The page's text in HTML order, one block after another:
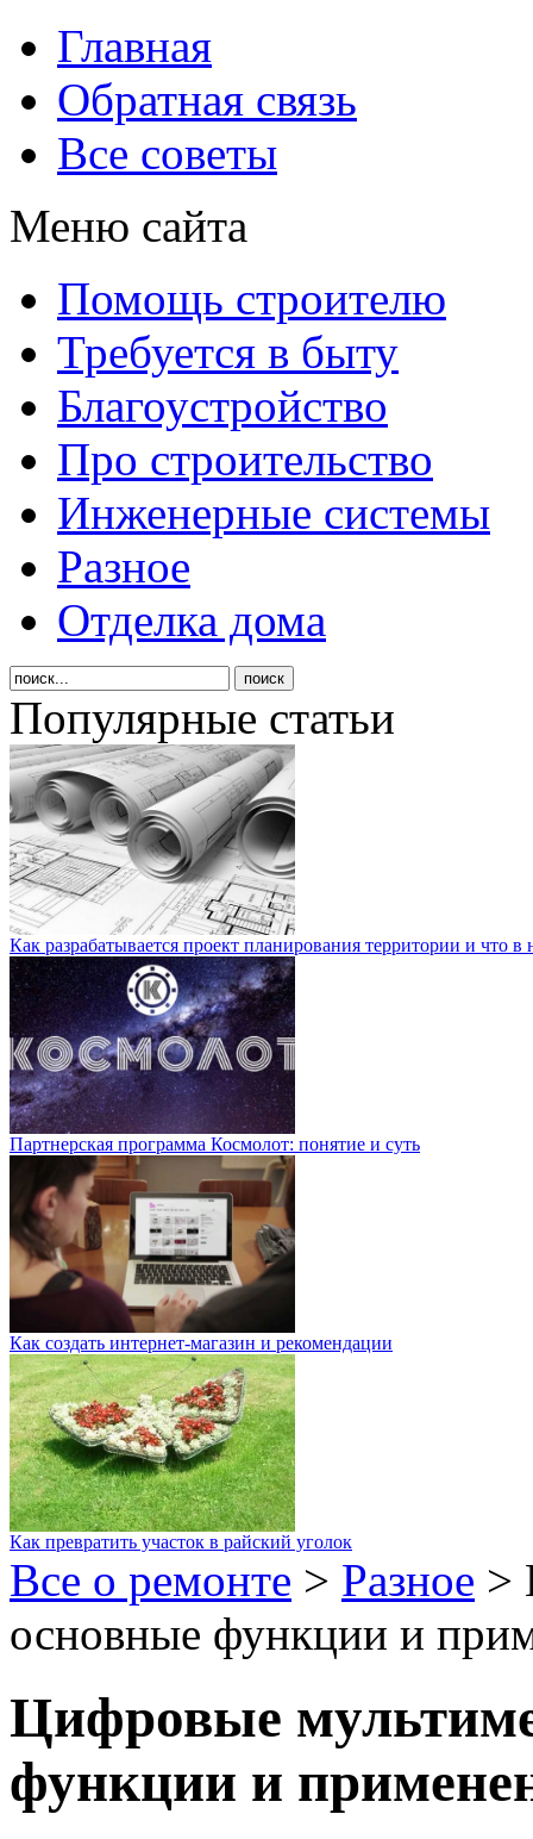
Главная
Обратная связь
Все советы
Меню сайта
Помощь строителю
Требуется в быту
Благоустройство
Про строительство
Инженерные системы
Разное
Отделка дома
Популярные статьи
Как разрабатывается проект планирования территории и что в
Партнерская программа Космолот: понятие и суть
Как создать интернет-магазин и рекомендации
Как превратить участок в райский уголок
Все о ремонте > Разное >
основные функции и
Цифровые
функции и